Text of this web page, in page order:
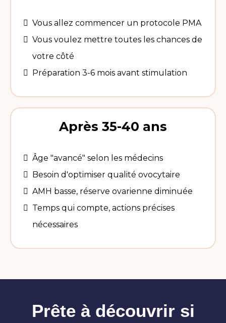
Vous allez commencer un protocole PMA
Vous voulez mettre toutes les chances de
votre côté
Préparation 3-6 mois avant stimulation
Après 35-40 ans
Âge "avancé" selon les médecins
Besoin d'optimiser qualité ovocytaire
AMH basse, réserve ovarienne diminuée
Temps qui compte, actions précises
nécessaires
Prête à découvrir si